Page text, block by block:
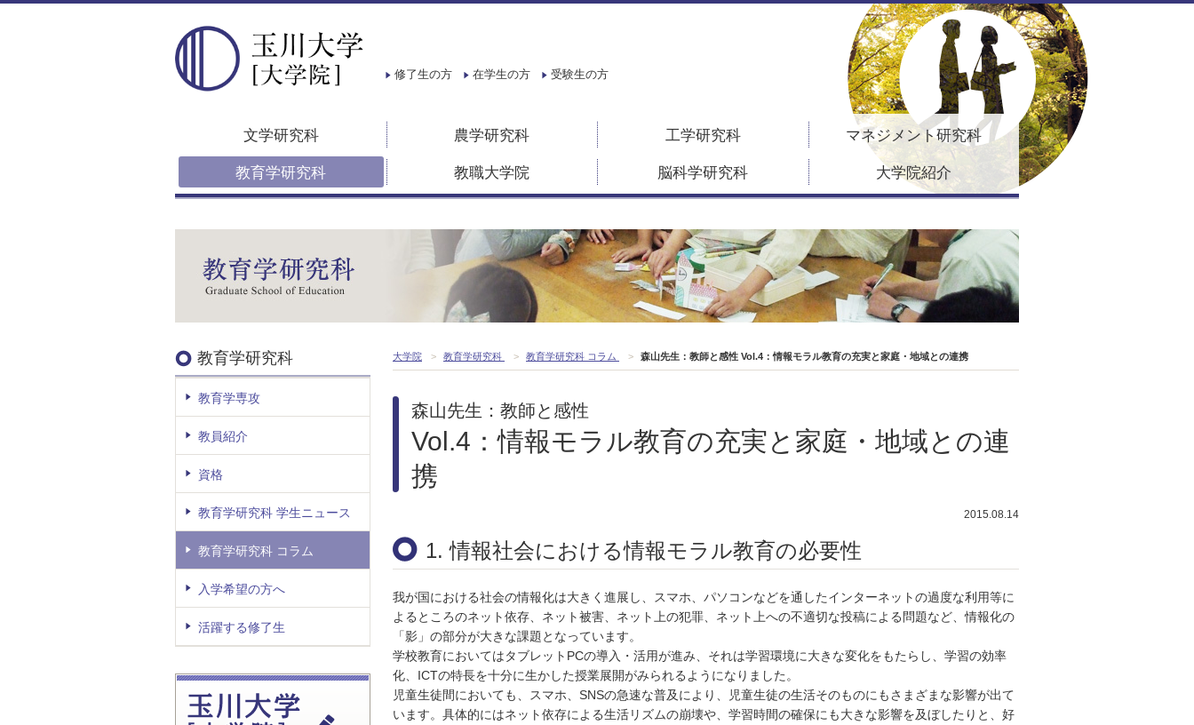
修了生の方 在学生の方 受験生の方
文学研究科 農学研究科 工学研究科 マネジメント研究科
教育学研究科 教職大学院 脳科学研究科 大学院紹介
大学院 > 教育学研究科 > 教育学研究科 コラム > 森山先生：教師と感性 Vol.4：情報モラル教育の充実と家庭・地域との連携
森山先生：教師と感性
Vol.4：情報モラル教育の充実と家庭・地域との連
携
2015.08.14
1. 情報社会における情報モラル教育の必要性
我が国における社会の情報化は大きく進展し、スマホ、パソコンなどを通したインターネットの過度な利用等に
よるところのネット依存、ネット被害、ネット上の犯罪、ネット上への不適切な投稿による問題など、情報化の
「影」の部分が大きな課題となっています。
学校教育においてはタブレットPCの導入・活用が進み、それは学習環境に大きな変化をもたらし、学習の効率
化、ICTの特長を十分に生かした授業展開がみられるようになりました。
児童生徒間においても、スマホ、SNSの急速な普及により、児童生徒の生活そのものにもさまざまな影響が出て
います。具体的にはネット依存による生活リズムの崩壊や、学習時間の確保にも大きな影響を及ぼしたりと、好
教育学研究科
教育学専攻
教員紹介
資格
教育学研究科 学生ニュース
教育学研究科 コラム
入学希望の方へ
活躍する修了生